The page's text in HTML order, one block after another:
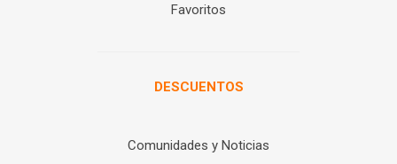
Favoritos
DESCUENTOS
Comunidades y Noticias